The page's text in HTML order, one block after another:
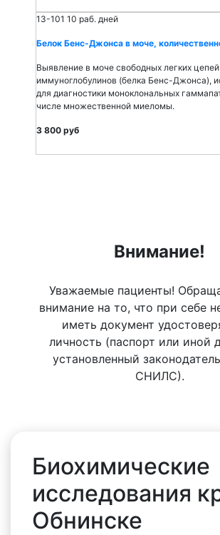
13-101 10 раб. дней
Белок Бенс-Джонса в моче,
Выявление в моче свободных легких цепей
иммуноглобулинов (белка Бенс-Джонса),
для диагностики моноклональных
числе множественной миеломы.
3 800 руб
Внимание!
Уважаемые пациенты!
внимание на то, что при себе
иметь документ
личность (паспорт или иной
установленный
СНИЛС).
Биохимические
исследования
Обнинске